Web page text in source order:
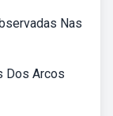
Nas
Dos Arcos